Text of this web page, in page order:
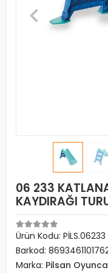
06 233
KAYDIRAĞI
Ürün Kodu: PİLS.06233
Barkod:
Marka: Pilsan